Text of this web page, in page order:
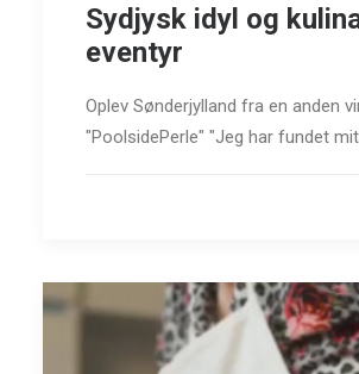
Sydjysk idyl og
eventyr
Oplev Sønderjylland fra en anden
"PoolsidePerle" "Jeg har fundet